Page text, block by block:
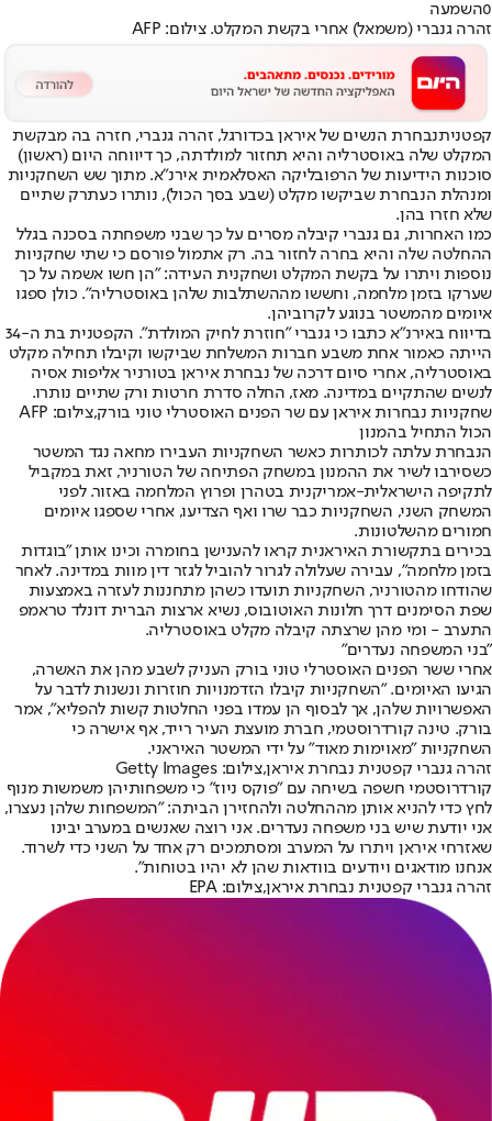
0השמעה
זהרה גנברי (משמאל) אחרי בקשת המקלט. צילום: AFP
קפטניתנבחרת הנשים של איראן בכדורגל, זהרה גנברי, חזרה בה מבקשת
המקלט שלה באוסטרליה והיא תחזור למולדתה, כך דיווחה היום (ראשון)
סוכנות הידיעות של הרפובליקה האסלאמית אירנ"א. מתוך שש השחקניות
ומנהלת הנבחרת שביקשו מקלט (שבע בסך הכול), נותרו כעתרק שתיים
שלא חזרו בהן.
כמו האחרות, גם גנברי קיבלה מסרים על כך שבני משפחתה בסכנה בגלל
ההחלטה שלה והיא בחרה לחזור בה. רק אתמול פורסם כי שתי שחקניות
נוספות ויתרו על בקשת המקלט ושחקנית העידה: "הן חשו אשמה על כך
שערקו בזמן מלחמה, וחששו מההשתלבות שלהן באוסטרליה". כולן ספגו
איומים מהמשטר בנוגע לקרוביהן.
בדיווח באירנ"א כתבו כי גנברי "חוזרת לחיק המולדת". הקפטנית בת ה-34
הייתה כאמור אחת משבע חברות המשלחת שביקשו וקיבלו תחילה מקלט
באוסטרליה, אחרי סיום דרכה של נבחרת איראן בטורניר אליפות אסיה
לנשים שהתקיים במדינה. מאז, החלה סדרת חרטות ורק שתיים נותרו.
שחקניות נבחרות איראן עם שר הפנים האוסטרלי טוני בורק,צילום: AFP
הכול התחיל בהמנון
הנבחרת עלתה לכותרות כאשר השחקניות העבירו מחאה נגד המשטר
כשסירבו לשיר את ההמנון במשחק הפתיחה של הטורניר, זאת במקביל
לתקיפה הישראלית-אמריקנית בטהרן ופרוץ המלחמה באזור. לפני
המשחק השני, השחקניות כבר שרו ואף הצדיעו, אחרי שספגו איומים
חמורים מהשלטונות.
בכירים בתקשורת האיראנית קראו להענישן בחומרה וכינו אותן "בוגדות
בזמן מלחמה", עבירה שעלולה לגרור להוביל לגזר דין מוות במדינה. לאחר
שהודחו מהטורניר, השחקניות תועדו כשהן מתחננות לעזרה באמצעות
שפת הסימנים דרך חלונות האוטובוס, נשיא ארצות הברית דונלד טראמפ
התערב - ומי מהן שרצתה קיבלה מקלט באוסטרליה.
"בני המשפחה נעדרים"
אחרי ששר הפנים האוסטרלי טוני בורק העניק לשבע מהן את האשרה,
הגיעו האיומים. "השחקניות קיבלו הזדמנויות חוזרות ונשנות לדבר על
האפשרויות שלהן, אך לבסוף הן עמדו בפני החלטות קשות להפליא", אמר
בורק. טינה קורדרוסטמי, חברת מועצת העיר רייד, אף אישרה כי
השחקניות "מאוימות מאוד" על ידי המשטר האיראני.
זהרה גנברי קפטנית נבחרת איראן,צילום: Getty Images
קורדרוסטמי חשפה בשיחה עם "פוקס ניוז" כי משפחותיהן משמשות מנוף
לחץ כדי להניא אותן מההחלטה ולהחזירן הביתה: "המשפחות שלהן נעצרו,
אני יודעת שיש בני משפחה נעדרים. אני רוצה שאנשים במערב יבינו
שאזרחי איראן ויתרו על המערב ומסתמכים רק אחד על השני כדי לשרוד.
אנחנו מודאגים ויודעים בוודאות שהן לא יהיו בטוחות".
זהרה גנברי קפטנית נבחרת איראן,צילום: EPA